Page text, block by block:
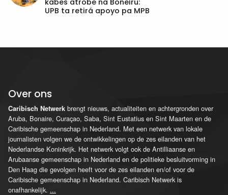
UPB ta retirá apoyo pa MPB
Over ons
Caribisch Netwerk brengt nieuws, actualiteiten en achtergronden over
Aruba, Bonaire, Curaçao, Saba, Sint Eustatius en Sint Maarten en de
Caribische gemeenschap in Nederland. Met een netwerk van lokale
journalisten volgen we de ontwikkelingen op de zes eilanden van het
Nederlandse Koninkrijk. Het netwerk volgt ook de Antilliaanse en
Arubaanse gemeenschap in Nederland en de politieke besluitvorming in
Den Haag die gevolgen heeft voor de zes eilanden en/of voor de
Caribische gemeenschap in Nederland. Caribisch Netwerk is
onafhankelijk. ...